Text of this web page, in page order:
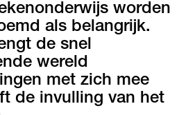
worden
als belangrijk.
de snel
wereld
met zich mee
de invulling van het